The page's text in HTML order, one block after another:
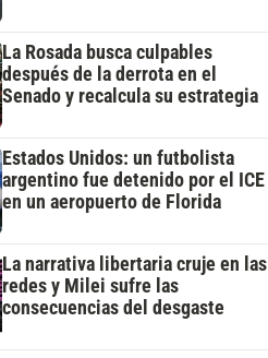
La Rosada busca culpables
después de la derrota en el
Senado y recalcula su estrategia
Estados Unidos: un futbolista
argentino fue detenido por el ICE
en un aeropuerto de Florida
La narrativa libertaria cruje en las
redes y Milei sufre las
consecuencias del desgaste